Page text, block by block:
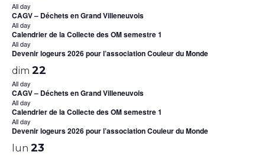
All day
CAGV – Déchets en Grand Villeneuvois
All day
Calendrier de la Collecte des OM semestre 1
All day
Devenir logeurs 2026 pour l’association Couleur du Monde
dim 22
All day
CAGV – Déchets en Grand Villeneuvois
All day
Calendrier de la Collecte des OM semestre 1
All day
Devenir logeurs 2026 pour l’association Couleur du Monde
lun 23